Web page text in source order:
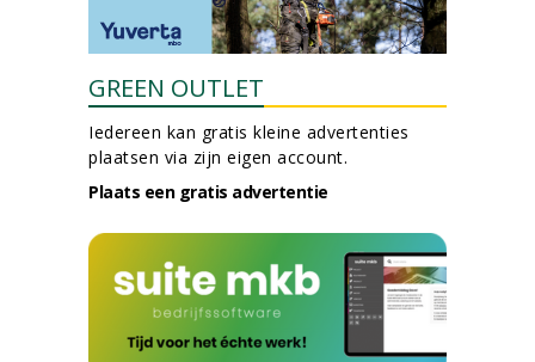
GREEN OUTLET
Iedereen kan gratis kleine advertenties
plaatsen via zijn eigen account.
Plaats een gratis advertentie